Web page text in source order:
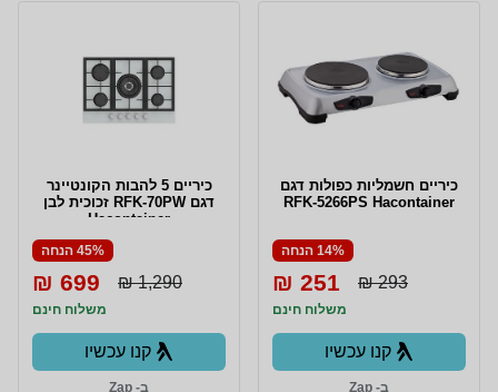
כיריים חשמליות כפולות דגם
RFK-5266PS Hacontainer
14% הנחה
293 ₪
251 ₪
משלוח חינם
קנו עכשיו
ב- Zap
כיריים 5 להבות הקונטיינר
דגם RFK-70PW זכוכית לבן
Hacontainer
45% הנחה
1,290 ₪
699 ₪
משלוח חינם
קנו עכשיו
ב- Zap